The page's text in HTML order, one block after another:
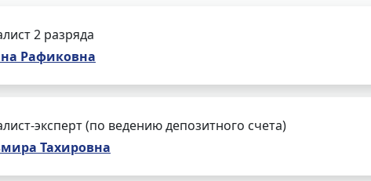
2 разряда
Рафиковна
эксперт (по ведению депозитного счета)
Тахировна